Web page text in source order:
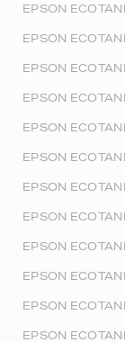
EPSON
EPSON
EPSON
EPSON
EPSON
EPSON
EPSON
EPSON
EPSON
EPSON
EPSON
EPSON